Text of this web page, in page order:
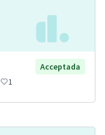
Acceptada
1